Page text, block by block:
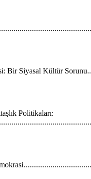
Bir Siyasal Kültür
Politikaları: